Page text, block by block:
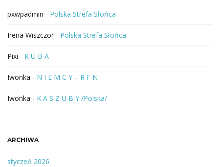
pxwpadmin - Polska Strefa Słońca
Irena Wiszczor - Polska Strefa Słońca
Pixi - K U B A
Iwonka - N I E M C Y – R F N
Iwonka - K A S Z U B Y /Polska/
ARCHIWA
styczeń 2026